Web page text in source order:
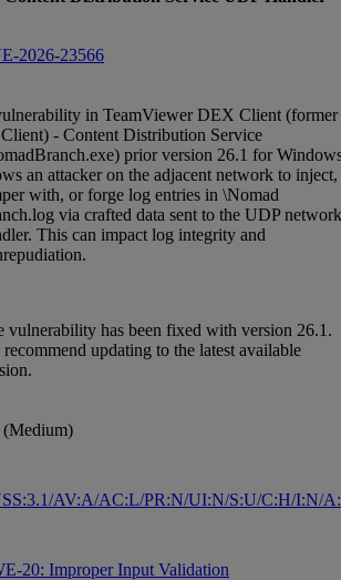
2026-23566
in TeamViewer DEX Client (former
- Content Distribution Service
prior version 26.1 for
an attacker on the adjacent network to inject,
with, or forge log entries in \Nomad
via crafted data sent to the UDP network
This can impact log integrity and
vulnerability has been fixed with version 26.1.
recommend updating to the latest available
(Medium)
AV:A/AC:L/PR:N/UI:N/S:U/C:H/I:N/
20: Improper Input Validation